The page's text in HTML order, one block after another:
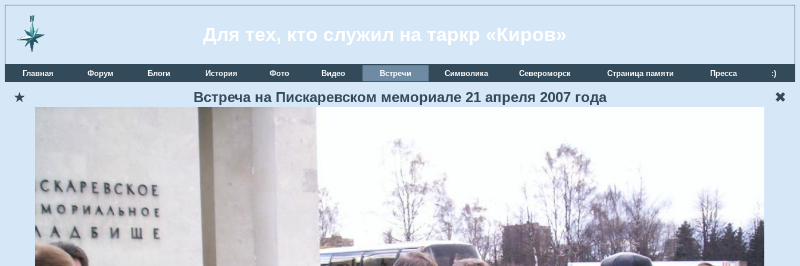
Для тех, кто служил на таркр «Киров»
Главная Форум Блоги История Фото Видео Встречи Символика Североморск Страница памяти Пресса :)
★ Встреча на Пискаревском мемориале 21 апреля 2007 года ✖